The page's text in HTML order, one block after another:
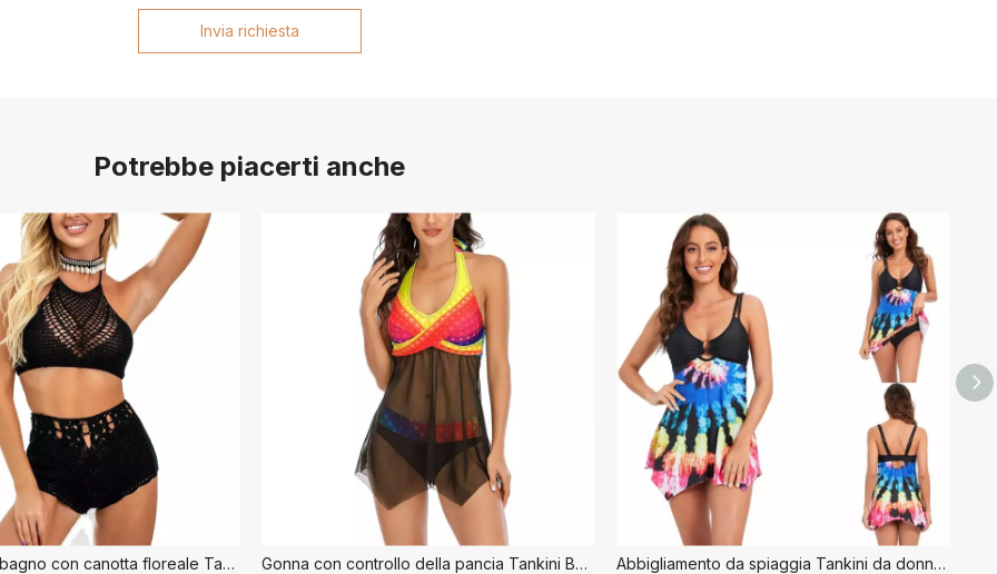
Invia richiesta
Potrebbe piacerti anche
Costume da bagno con canotta floreale Tankini Gonna con controllo della pancia Tankini Beachwear Abbigliamento da spiaggia Tankini da donna colorato